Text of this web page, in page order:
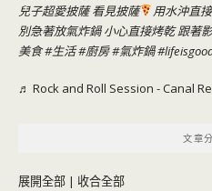
兒子超愛披薩 看見披薩
用水沖直
別急著放氣炸鍋 小心直接烤乾 跟著
美食#生活#廚房#氣炸鍋
♬ Rock and Roll Session - Canal
文章
展開全部 | 收合全部